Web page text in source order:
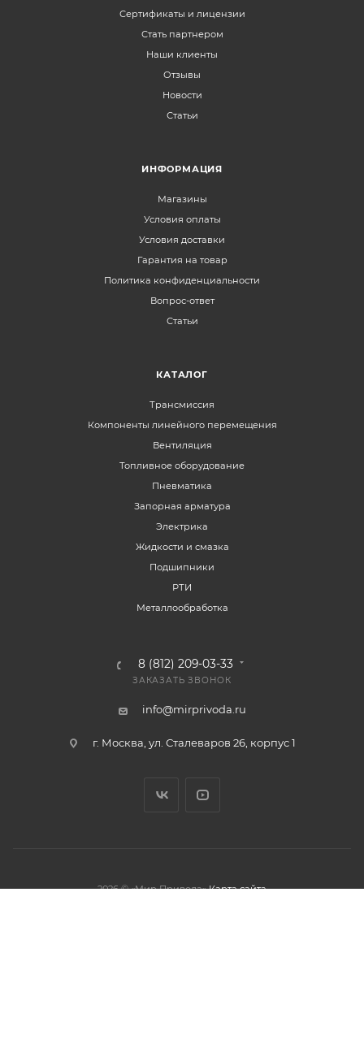
Сертификаты и лицензии
Стать партнером
Наши клиенты
Отзывы
Новости
Статьи
ИНФОРМАЦИЯ
Магазины
Условия оплаты
Условия доставки
Гарантия на товар
Политика конфиденциальности
Вопрос-ответ
Статьи
КАТАЛОГ
Трансмиссия
Компоненты линейного перемещения
Вентиляция
Топливное оборудование
Пневматика
Запорная арматура
Электрика
Жидкости и смазка
Подшипники
РТИ
Металлообработка
8 (812) 209-03-33
ЗАКАЗАТЬ ЗВОНОК
info@mirprivoda.ru
г. Москва, ул. Сталеваров 26, корпус 1
2026 © «Мир Привода» Карта сайта